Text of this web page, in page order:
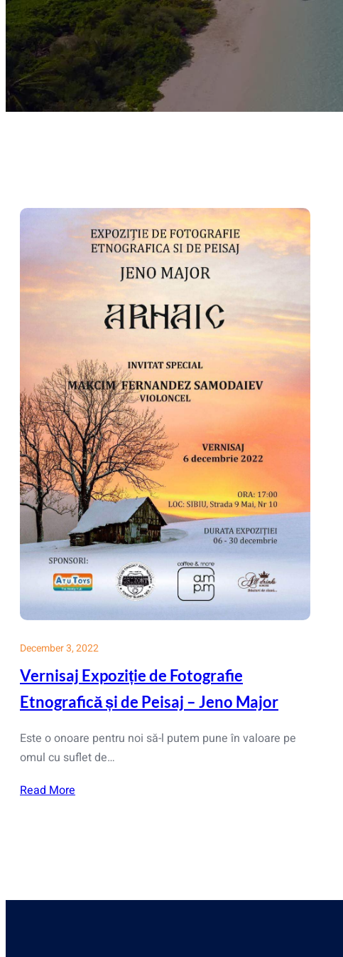
December 3, 2022
Vernisaj Expoziție de Fotografie
Etnografică și de Peisaj – Jeno Major
Este o onoare pentru noi să-l putem pune în valoare pe
omul cu suflet de…
Read More